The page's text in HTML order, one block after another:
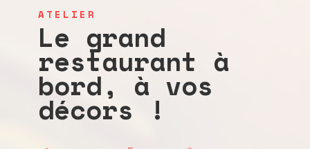
ATELIER
Le grand
restaurant à
bord, à vos
décors !